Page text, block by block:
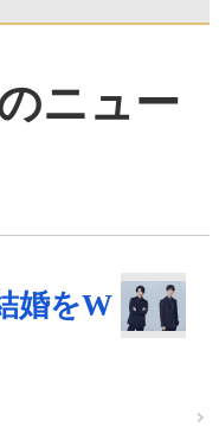
ニュー
婚をW